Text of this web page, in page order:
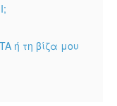
ή τη βίζα μου